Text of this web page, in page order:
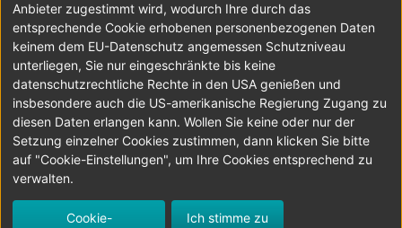
hofmann & neffe gmbh
Im Astenfeld 1,4490 Sankt Florian
Telefon +43 7224 66001 - 0
Ansprechperson Frau Melanie Perzl
http://www.hofmann-neffe.at
JETZT BEWERBEN
Alle Rechte vorbehalten.
Anbieter zugestimmt wird, wodurch Ihre durch das
entsprechende Cookie erhobenen personenbezogenen Daten
keinem dem EU-Datenschutz angemessen Schutzniveau
unterliegen, Sie nur eingeschränkte bis keine
datenschutzrechtliche Rechte in den USA genießen und
insbesondere auch die US-amerikanische Regierung Zugang zu
diesen Daten erlangen kann. Wollen Sie keine oder nur der
Setzung einzelner Cookies zustimmen, dann klicken Sie bitte
auf "Cookie-Einstellungen", um Ihre Cookies entsprechend zu
verwalten.
Cookie- Ich stimme zu